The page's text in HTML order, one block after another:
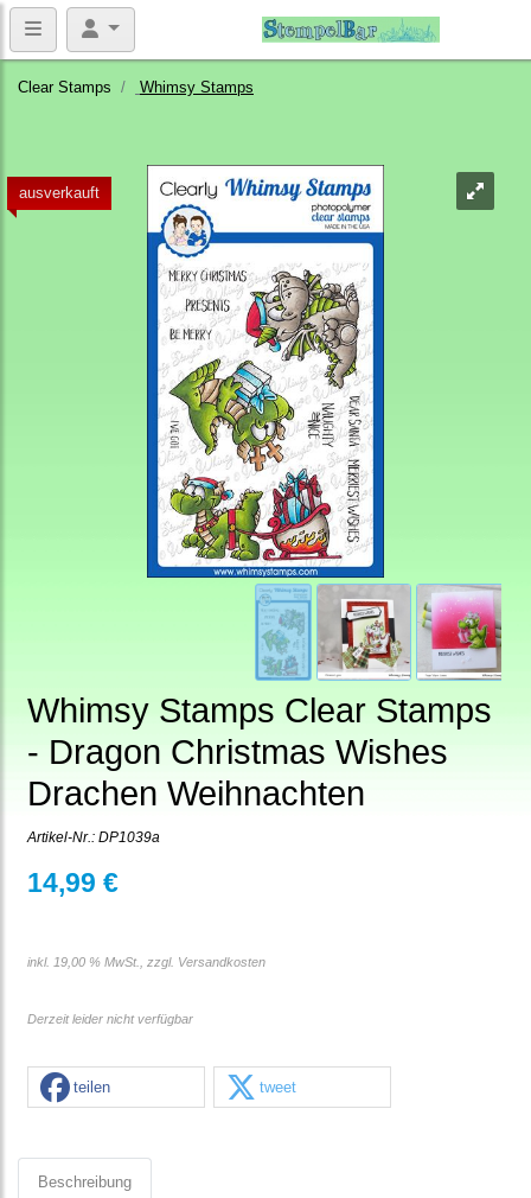
Clear Stamps Whimsy Stamps
ausverkauft
Whimsy Stamps Clear Stamps
- Dragon Christmas Wishes
Drachen Weihnachten
Artikel-Nr.: DP1039a
14,99 €
inkl. 19,00 % MwSt., zzgl. Versandkosten
Derzeit leider nicht verfügbar
teilen tweet
Beschreibung